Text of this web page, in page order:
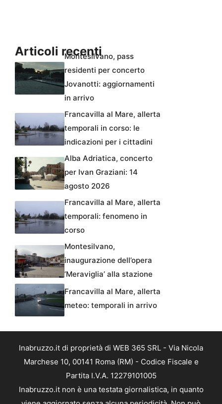
Articoli recenti
Montesilvano, pass
residenti per concerto
Jovanotti: aggiornamenti
in arrivo
Francavilla al Mare, allerta
temporali in corso: le
indicazioni per i cittadini
Alba Adriatica, concerto
per Ivan Graziani: 14
agosto 2026
Francavilla al Mare, allerta
temporali: fenomeno in
corso
Montesilvano,
inaugurazione dell’opera
‘Meraviglia’ alla stazione
Francavilla al Mare, allerta
meteo: temporali in arrivo
Inabruzzo.it di proprietà di WEB 365 SRL - Via Nicola
Marchese 10, 00141 Roma (RM) - Codice Fiscale e
Partita I.V.A. 12279101005
Inabruzzo.it non è una testata giornalistica, in quanto